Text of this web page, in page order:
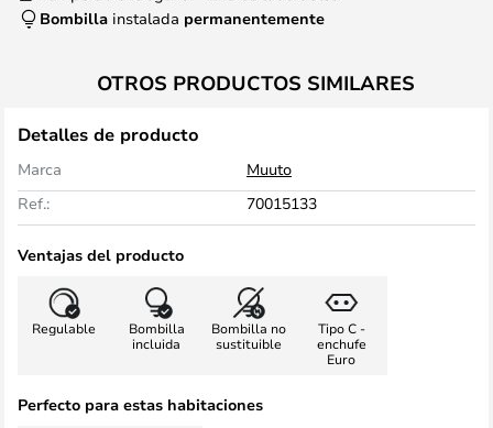
Bombilla instalada permanentemente
OTROS PRODUCTOS SIMILARES
Detalles de producto
Marca
Muuto
Ref.:
70015133
Ventajas del producto
Regulable
Bombilla
incluida
Bombilla no
sustituible
Tipo C -
enchufe
Euro
Perfecto para estas habitaciones